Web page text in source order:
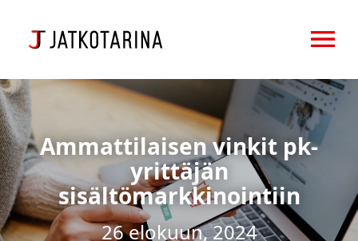
Ammattilaisen vinkit pk-
yrittäjän
sisältömarkkinointiin
26 elokuun, 2024